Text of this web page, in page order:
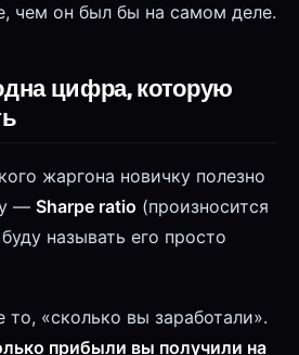
чем он был бы на самом деле.
цифра, которую
жаргона новичку полезно
— Sharpe ratio (произносится
называть его просто
то, «сколько вы заработали».
прибыли вы получили на